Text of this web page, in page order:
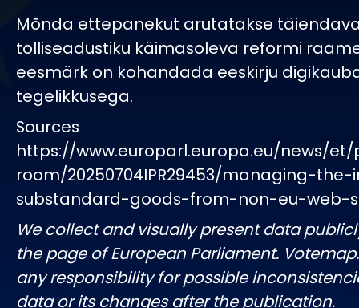
Mõnda ettepanekut arutatakse
tolliseadustiku käimasoleva reformi
eesmärk on kohandada eeskirju
tegelikkusega.
Sources
https://www.europarl.europa.eu/news/
room/20250704IPR29453/managing-
substandard-goods-from-non-eu-web-
We collect and visually present data
the page of European Parliament.
any responsibility for possible
data or its changes after the publication.